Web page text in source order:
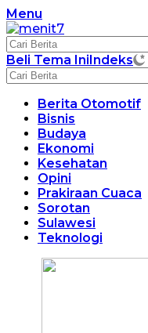
Langsung
ke
konten
Menu
Beli Tema IniIndeks
Berita Otomotif
Bisnis
Budaya
Ekonomi
Kesehatan
Opini
Prakiraan Cuaca
Sorotan
Sulawesi
Teknologi